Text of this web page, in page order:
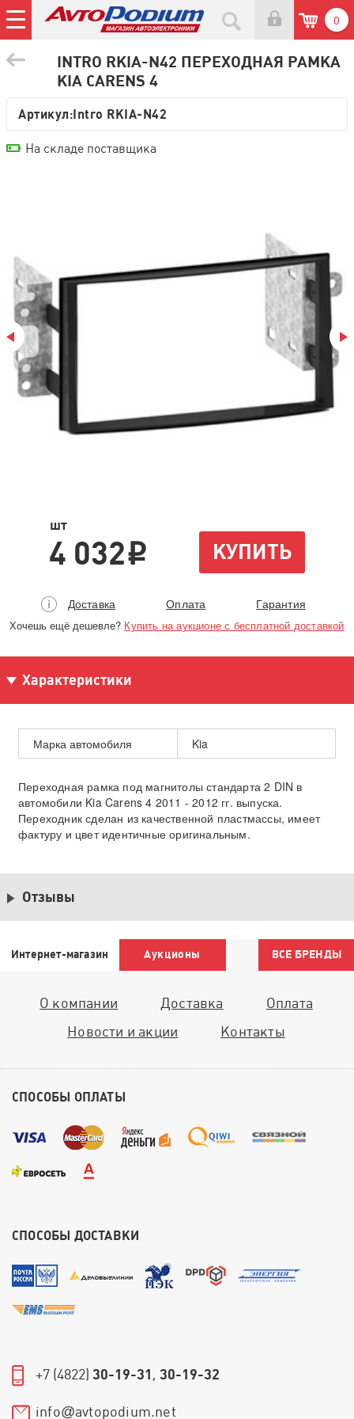
0
INTRO RKIA-N42 ПЕРЕХОДНАЯ РАМКА
KIA CARENS 4
Артикул:Intro RKIA-N42
шт
4 032i КУПИТЬ
Доставка Оплата Гарантия
Хочешь ещё дешевле? Купить на аукционе с бесплатной доставкой
На складе поставщика
Характеристики
Марка автомобиля Kia
Переходная рамка под магнитолы стандарта 2 DIN в
автомобили Kia Carens 4 2011 - 2012 гг. выпуска.
Переходник сделан из качественной пластмассы, имеет
фактуру и цвет идентичные оригинальным.
Отзывы
Интернет-магазин Аукционы ВСЕ БРЕНДЫ
О компании Доставка
Оплата
Новости и акции
Контакты
СПОСОБЫ ОПЛАТЫ
СПОСОБЫ ДОСТАВКИ
+7 (4822) 30-19-31, 30-19-32
info@avtopodium.net